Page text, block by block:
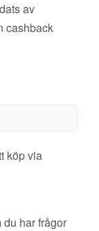
av
cashback
köp via
har frågor